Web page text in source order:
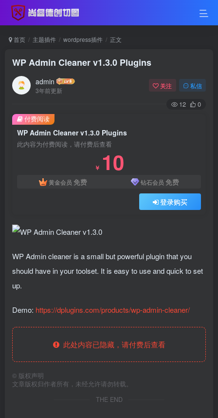
首页 主题插件 wordpress插件 正文
WP Admin Cleaner v1.3.0 Plugins
admin
3年前更新
关注 私信
12 0
WP Admin Cleaner v1.3.0 Plugins
此内容为付费阅读，请付费后查看
￥ 10
黄金会员 免费 钻石会员 免费
登录购买
付费阅读
WP Admin cleaner is a small but powerful plugin that you
should have in your toolset. It is easy to use and quick to set
up.
Demo: https://dplugins.com/products/wp-admin-cleaner/
此处内容已隐藏，请付费后查看
© 版权声明
文章版权归作者所有，未经允许请勿转载。
THE END